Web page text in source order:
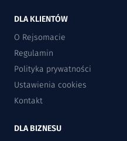
DLA KLIENTÓW
O Rejsomacie
Regulamin
Polityka prywatności
Ustawienia cookies
Kontakt
DLA BIZNESU